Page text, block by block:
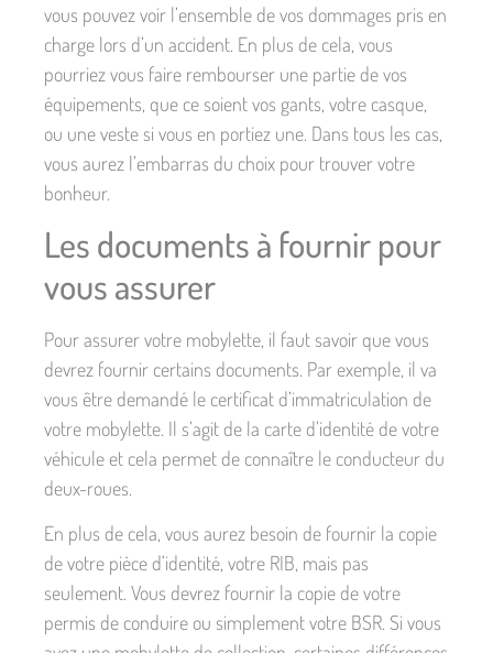
vous pouvez voir l’ensemble de vos dommages pris en
charge lors d’un accident. En plus de cela, vous
pourriez vous faire rembourser une partie de vos
équipements, que ce soient vos gants, votre casque,
ou une veste si vous en portiez une. Dans tous les cas,
vous aurez l’embarras du choix pour trouver votre
bonheur.
Les documents à fournir pour
vous assurer
Pour assurer votre mobylette, il faut savoir que vous
devrez fournir certains documents. Par exemple, il va
vous être demandé le certificat d’immatriculation de
votre mobylette. Il s’agit de la carte d’identité de votre
véhicule et cela permet de connaître le conducteur du
deux-roues.
En plus de cela, vous aurez besoin de fournir la copie
de votre pièce d’identité, votre RIB, mais pas
seulement. Vous devrez fournir la copie de votre
permis de conduire ou simplement votre BSR. Si vous